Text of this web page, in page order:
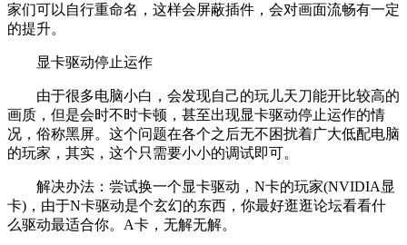
家们可以自行重命名，这样会屏蔽插件，会对画面流畅有一定
的提升。
显卡驱动停止运作
由于很多电脑小白，会发现自己的玩儿天刀能开比较高的
画质，但是会时不时卡顿，甚至出现显卡驱动停止运作的情
况，俗称黑屏。这个问题在各个之后无不困扰着广大低配电脑
的玩家，其实，这个只需要小小的调试即可。
解决办法：尝试换一个显卡驱动，N卡的玩家(NVIDIA显
卡)，由于N卡驱动是个玄幻的东西，你最好逛逛论坛看看什
么驱动最适合你。A卡，无解无解。